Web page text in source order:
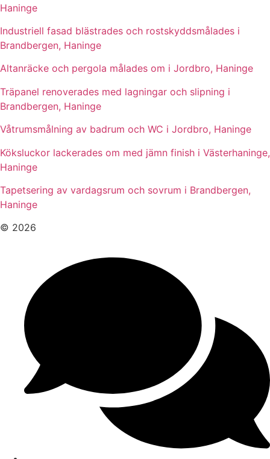
Haninge
Industriell fasad blästrades och rostskyddsmålades i
Brandbergen, Haninge
Altanräcke och pergola målades om i Jordbro, Haninge
Träpanel renoverades med lagningar och slipning i
Brandbergen, Haninge
Våtrumsmålning av badrum och WC i Jordbro, Haninge
Köksluckor lackerades om med jämn finish i Västerhaninge,
Haninge
Tapetsering av vardagsrum och sovrum i Brandbergen,
Haninge
© 2026